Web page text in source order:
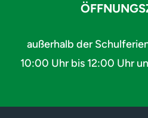
außerhalb der
10:00 Uhr bis 12:00 Uhr